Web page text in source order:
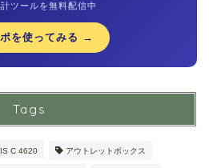
ツールを無料配信中
を使ってみる →
Tags
C 4620 アウトレットボックス